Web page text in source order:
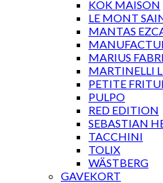
KOK MAISON
LE MONT
MANTAS
MARIUS
MARTINELLI
PETITE
PULPO
RED EDITION
SEBASTIAN
TACCHINI
TOLIX
WÄSTBERG
GAVEKORT